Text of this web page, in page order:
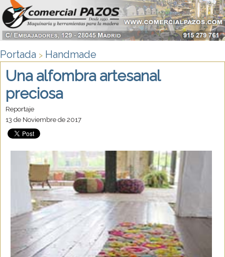
Portada > Handmade
Una alfombra artesanal
preciosa
Reportaje
13 de Noviembre de 2017